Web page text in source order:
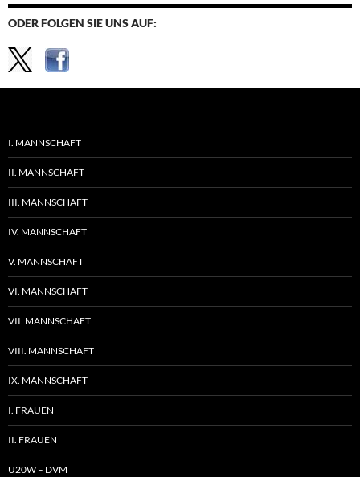
ODER FOLGEN SIE UNS AUF:
I. MANNSCHAFT
II. MANNSCHAFT
III. MANNSCHAFT
IV. MANNSCHAFT
V. MANNSCHAFT
VI. MANNSCHAFT
VII. MANNSCHAFT
VIII. MANNSCHAFT
IX. MANNSCHAFT
I. FRAUEN
II. FRAUEN
U20W – DVM